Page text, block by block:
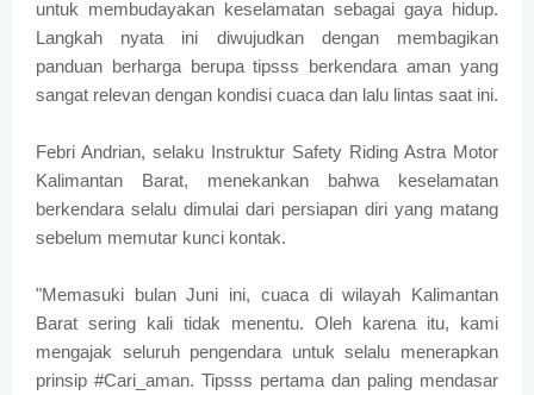
untuk membudayakan keselamatan sebagai gaya hidup.
Langkah nyata ini diwujudkan dengan membagikan
panduan berharga berupa tipsss berkendara aman yang
sangat relevan dengan kondisi cuaca dan lalu lintas saat ini.
Febri Andrian, selaku Instruktur Safety Riding Astra Motor
Kalimantan Barat, menekankan bahwa keselamatan
berkendara selalu dimulai dari persiapan diri yang matang
sebelum memutar kunci kontak.
"Memasuki bulan Juni ini, cuaca di wilayah Kalimantan
Barat sering kali tidak menentu. Oleh karena itu, kami
mengajak seluruh pengendara untuk selalu menerapkan
prinsip #Cari_aman. Tipsss pertama dan paling mendasar